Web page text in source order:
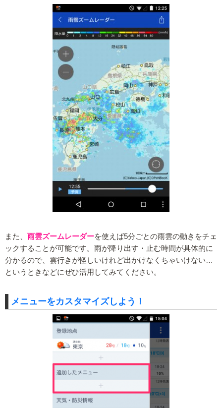
また、 雨雲ズームレーダーを使えば5分ごとの雨雲の動きをチェ
ックすることが可能です。雨が降り出す・止む時間が具体的に
分かるので、雲行きが怪しいけれど出かけなくちゃいけない…
というときなどにぜひ活用してみてください。
メニューをカスタマイズしよう！